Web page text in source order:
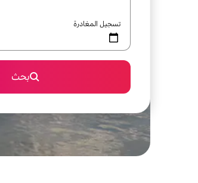
تسجيل المغادرة
بحث